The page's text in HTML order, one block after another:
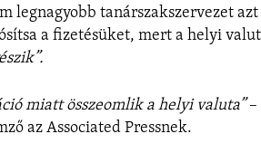
legnagyobb tanárszakszervezet
a fizetésüket, mert a helyi
miatt összeomlik a helyi valuta”–
az Associated Pressnek.